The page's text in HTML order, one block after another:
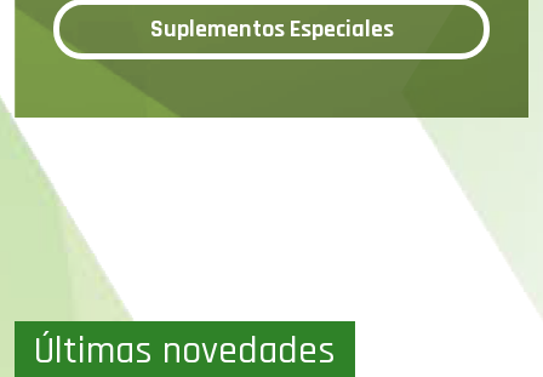
Suplementos Especiales
Últimas novedades